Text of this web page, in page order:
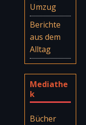
Umzug
Berichte
aus dem
Alltag
Mediathe
k
Bücher